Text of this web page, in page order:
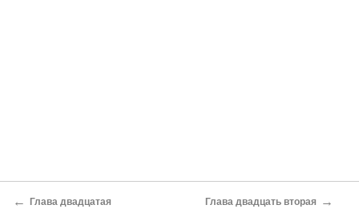
← Глава двадцатая Глава двадцать вторая →